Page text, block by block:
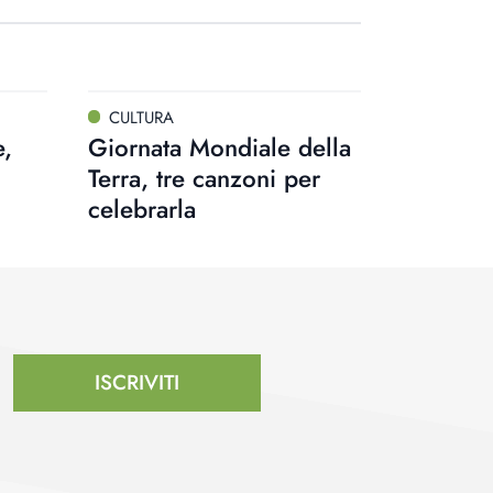
CULTURA
Giornata Mondiale della
Terra, tre canzoni per
celebrarla
ISCRIVITI